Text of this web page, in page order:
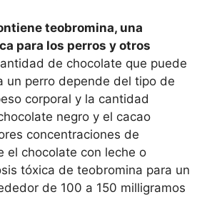
teobromina, una
para los perros y otros
de chocolate que puede
un perro depende del tipo de
corporal y la cantidad
negro y el cacao
concentraciones de
el chocolate con leche o
tóxica de teobromina para un
de 100 a 150 milligramos